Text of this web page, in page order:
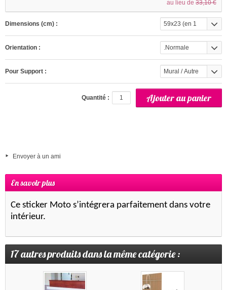
au lieu de 33,10 €
Dimensions (cm) :
59x23 (en 1
partie)
Orientation :
.Normale
Pour Support :
Mural / Autre
(interieur)
Quantité :
Envoyer à un ami
En savoir plus
Ce sticker Moto s’intégrera parfaitement dans votre
intérieur.
17 autres produits dans la même catégorie :